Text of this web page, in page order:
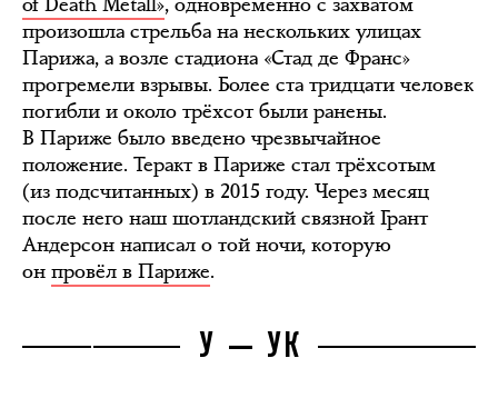
произошла стрельба на нескольких улицах
Парижа, а возле стадиона «Стад де Франс»
прогремели взрывы. Более ста тридцати человек
погибли и около трёхсот были ранены.
В Париже было введено чрезвычайное
положение. Теракт в Париже стал трёхсотым
(из подсчитанных) в 2015 году. Через месяц
после него наш шотландский связной Грант
Андерсон написал о той ночи, которую
он провёл в Париже.
У — УК